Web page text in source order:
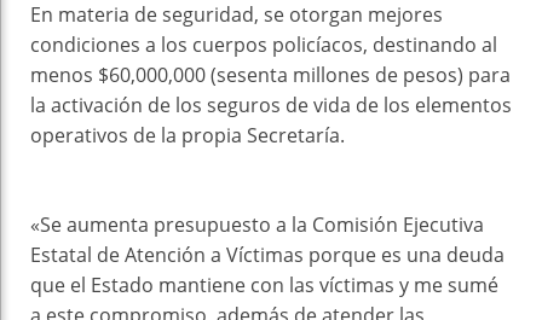
En materia de seguridad, se otorgan mejores
condiciones a los cuerpos policíacos, destinando al
menos $60,000,000 (sesenta millones de pesos) para
la activación de los seguros de vida de los elementos
operativos de la propia Secretaría.
«Se aumenta presupuesto a la Comisión Ejecutiva
Estatal de Atención a Víctimas porque es una deuda
que el Estado mantiene con las víctimas y me sumé